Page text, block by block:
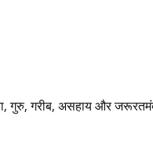
गुरु, गरीब, असहाय और